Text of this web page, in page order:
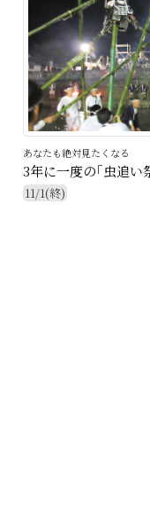
あなたも絶対見たくなる
3年に一度の｢虫追い
11/1(終)